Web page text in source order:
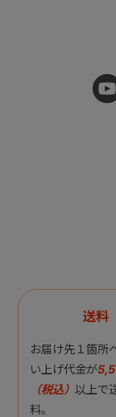
送料
お届け先１箇所
い上げ代金が
（税込） 以上で
料。